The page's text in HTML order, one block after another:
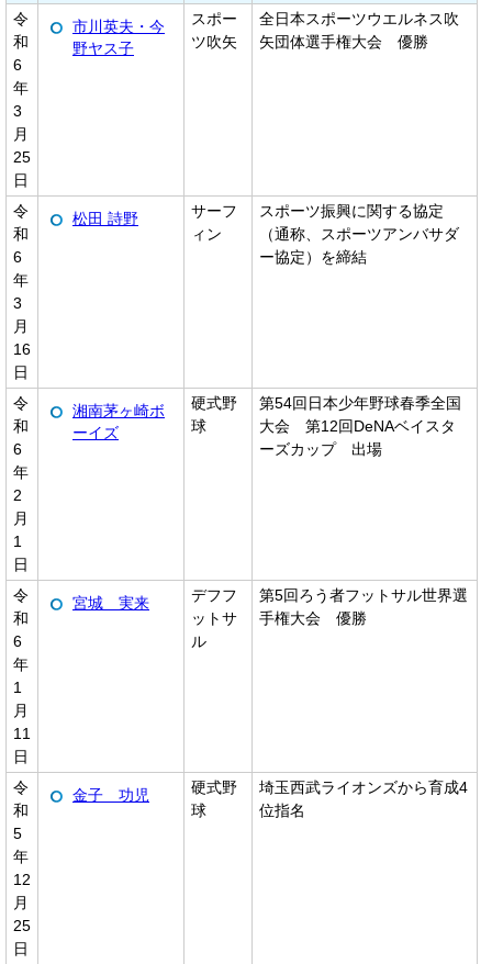
令
和
6
年
3
月
25
日
市川英夫・今
野ヤス子
スポー
ツ吹矢
全日本スポーツウエルネス吹
矢団体選手権大会 優勝
令
和
6
年
3
月
16
日
松田 詩野
サーフ
ィン
スポーツ振興に関する協定
（通称、スポーツアンバサダ
ー協定）を締結
令
和
6
年
2
月
1
日
湘南茅ヶ崎ボ
ーイズ
硬式野
球
第54回日本少年野球春季全国
大会 第12回DeNAベイスタ
ーズカップ 出場
令
和
6
年
1
月
11
日
宮城 実来
デフフ
ットサ
ル
第5回ろう者フットサル世界選
手権大会 優勝
令
和
5
年
12
月
25
日
金子 功児
硬式野
球
埼玉西武ライオンズから育成4
位指名